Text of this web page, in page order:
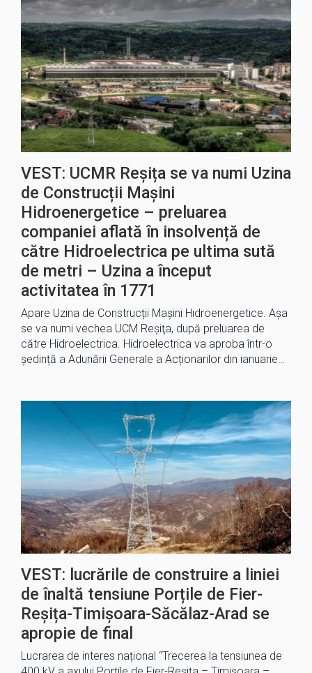
VEST: UCMR Reșița se va numi Uzina
de Construcții Mașini
Hidroenergetice – preluarea
companiei aflată în insolvență de
către Hidroelectrica pe ultima sută
de metri – Uzina a început
activitatea în 1771
Apare Uzina de Construcții Mașini Hidroenergetice. Așa
se va numi vechea UCM Reşiţa, după preluarea de
către Hidroelectrica. Hidroelectrica va aproba într-o
ședință a Adunării Generale a Acționarilor din ianuarie…
VEST: lucrările de construire a liniei
de înaltă tensiune Porțile de Fier-
Reșița-Timișoara-Săcălaz-Arad se
apropie de final
Lucrarea de interes național “Trecerea la tensiunea de